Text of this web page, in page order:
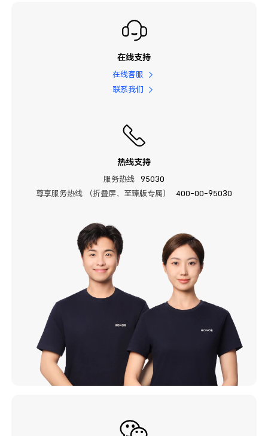
在线支持
在线客服
联系我们
热线支持
服务热线
95030
尊享服务热线 （折叠屏、至臻版专属）
400-00-95030